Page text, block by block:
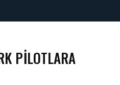
PILOTLARA